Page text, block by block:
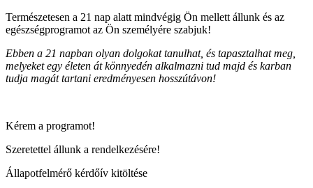
Természetesen a 21 nap alatt mindvégig Ön mellett állunk és az
egészségprogramot az Ön személyére szabjuk!
Ebben a 21 napban olyan dolgokat tanulhat, és tapasztalhat meg,
melyeket egy életen át könnyedén alkalmazni tud majd és karban
tudja magát tartani eredményesen hosszútávon!
Kérem a programot!
Szeretettel állunk a rendelkezésére!
Állapotfelmérő kérdőív kitöltése